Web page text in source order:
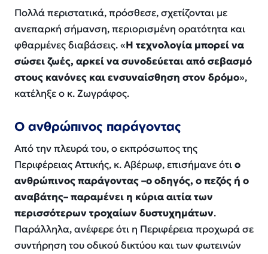
Πολλά περιστατικά, πρόσθεσε, σχετίζονται με
ανεπαρκή σήμανση, περιορισμένη ορατότητα και
φθαρμένες διαβάσεις. «Η τεχνολογία μπορεί να
σώσει ζωές, αρκεί να συνοδεύεται από σεβασμό
στους κανόνες και ενσυναίσθηση στον δρόμο»,
κατέληξε ο κ. Ζωγράφος.
Ο ανθρώπινος παράγοντας
Από την πλευρά του, ο εκπρόσωπος της
Περιφέρειας Αττικής, κ. Αβέρωφ, επισήμανε ότιο
ανθρώπινος παράγοντας –ο οδηγός, ο πεζός ή ο
αναβάτης– παραμένει η κύρια αιτία των
περισσότερων τροχαίων δυστυχημάτων.
Παράλληλα, ανέφερε ότι η Περιφέρεια προχωρά σε
συντήρηση του οδικού δικτύου και των φωτεινών